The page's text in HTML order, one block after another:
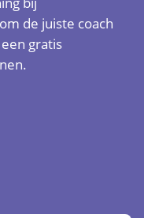
de juiste coach
gratis